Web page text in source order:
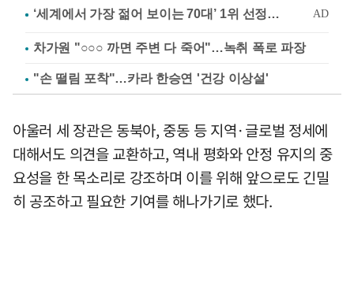
차가원 "○○○ 까면 주변 다 죽어"…녹취 폭로 파장
"손 떨림 포착"…카라 한승연 '건강 이상설'
아울러 세 장관은 동북아, 중동 등 지역·글로벌 정세에
대해서도 의견을 교환하고, 역내 평화와 안정 유지의 중
요성을 한 목소리로 강조하며 이를 위해 앞으로도 긴밀
히 공조하고 필요한 기여를 해나가기로 했다.